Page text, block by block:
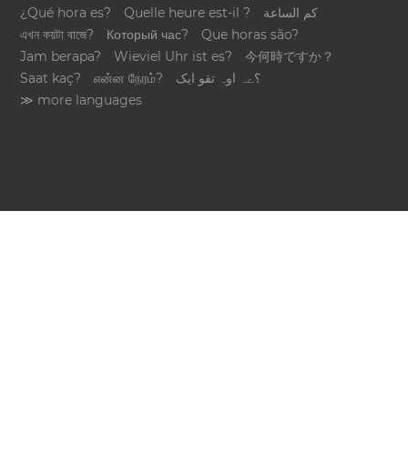
¿Qué hora es?
Quelle heure est-il ?
كم الساعة
এখন কয়টা বাজে?
Который час?
Que horas são?
Jam berapa?
Wieviel Uhr ist es?
今何時ですか？
Saat kaç?
என்ன நேரம்?
؟ےہ اوہ تقو ایک
≫ more languages